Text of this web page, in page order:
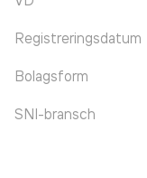
Registreringsdatum
Bolagsform
SNI-bransch